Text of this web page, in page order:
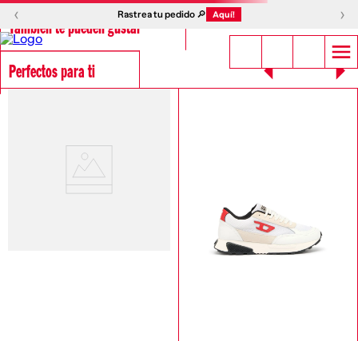
‹ Rastrea tu pedido 🔎 Aquí! ›
También te pueden gustar
Perfectos para ti